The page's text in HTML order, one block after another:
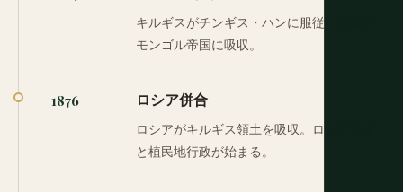
キルギスがチンギス・ハンに服従。地域が
モンゴル帝国に吸収。
1876 ロシア併合
ロシアがキルギス領土を吸収。ロシア入植
と植民地行政が始まる。